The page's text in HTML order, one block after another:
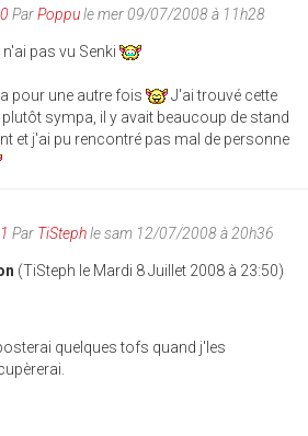
ParPoppule mer 09/07/2008 à 11h28
n'ai pas vu Senki
pour une autre fois
J'ai trouvé cette
sympa, il y avait beaucoup de stand
et j'ai pu rencontré pas mal de personne
Par TiStephle sam 12/07/2008 à 20h36
(TiSteph le Mardi 8 Juillet 2008 à 23:50)
quelques tofs quand j'les